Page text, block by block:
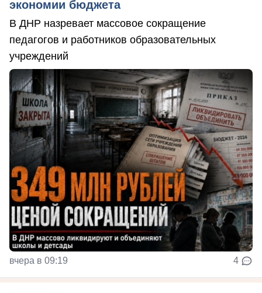
экономии бюджета
В ДНР назревает массовое сокращение
педагогов и работников образовательных
учреждений
вчера в 09:19 4